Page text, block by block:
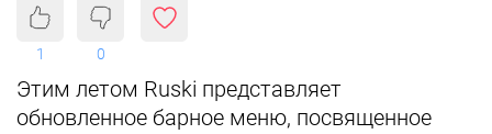
1 0
Этим летом Ruski представляет
обновленное барное меню, посвященное